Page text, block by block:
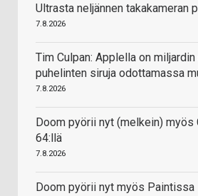
Ultrasta neljännen takakameran
7.8.2026
Tim Culpan: Applella on
puhelinten siruja odottamassa
7.8.2026
Doom pyörii nyt (melkein) myös
64:llä
7.8.2026
Doom pyörii nyt myös Paintissa